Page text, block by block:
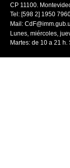
CP 11100.
Tel: [598 2] 1950
Mail:
Lunes, miércoles,
Martes: de 10 a 21